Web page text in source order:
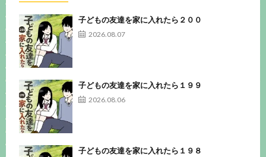
子どもの友達を家に入れたら２００
2026.08.07
子どもの友達を家に入れたら１９９
2026.08.06
子どもの友達を家に入れたら１９８